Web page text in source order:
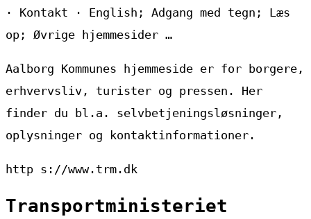
· Kontakt · English; Adgang med tegn; Læs
op; Øvrige hjemmesider …
Aalborg Kommunes hjemmeside er for borgere,
erhvervsliv, turister og pressen. Her
finder du bl.a. selvbetjeningsløsninger,
oplysninger og kontaktinformationer.
http s://www.trm.dk
Transportministeriet